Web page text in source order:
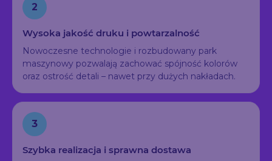
2
Wysoka jakość druku i powtarzalność
Nowoczesne technologie i rozbudowany park
maszynowy pozwalają zachować spójność kolorów
oraz ostrość detali – nawet przy dużych nakładach.
3
Szybka realizacja i sprawna dostawa